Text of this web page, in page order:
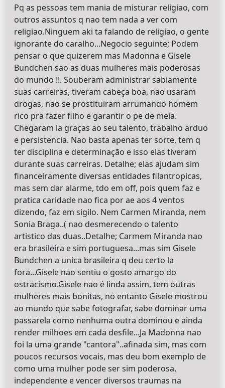
Pq as pessoas tem mania de misturar religiao, com
outros assuntos q nao tem nada a ver com
religiao.Ninguem aki ta falando de religiao, o gente
ignorante do caralho...Negocio seguinte; Podem
pensar o que quizerem mas Madonna e Gisele
Bundchen sao as duas mulheres mais poderosas
do mundo !!. Souberam administrar sabiamente
suas carreiras, tiveram cabeça boa, nao usaram
drogas, nao se prostituiram arrumando homem
rico pra fazer filho e garantir o pe de meia.
Chegaram la graças ao seu talento, trabalho arduo
e persistencia. Nao basta apenas ter sorte, tem q
ter disciplina e determinação e isso elas tiveram
durante suas carreiras. Detalhe; elas ajudam sim
financeiramente diversas entidades filantropicas,
mas sem dar alarme, tdo em off, pois quem faz e
pratica caridade nao fica por ae aos 4 ventos
dizendo, faz em sigilo. Nem Carmen Miranda, nem
Sonia Braga..( nao desmerecendo o talento
artistico das duas..Detalhe; Carmem Miranda nao
era brasileira e sim portuguesa...mas sim Gisele
Bundchen a unica brasileira q deu certo la
fora...Gisele nao sentiu o gosto amargo do
ostracismo.Gisele nao é linda assim, tem outras
mulheres mais bonitas, no entanto Gisele mostrou
ao mundo que sabe fotografar, sabe dominar uma
passarela como nenhuma outra dominou e ainda
render milhoes em cada desfile...Ja Madonna nao
foi la uma grande "cantora"..afinada sim, mas com
poucos recursos vocais, mas deu bom exemplo de
como uma mulher pode ser sim poderosa,
independente e vencer diversos traumas na